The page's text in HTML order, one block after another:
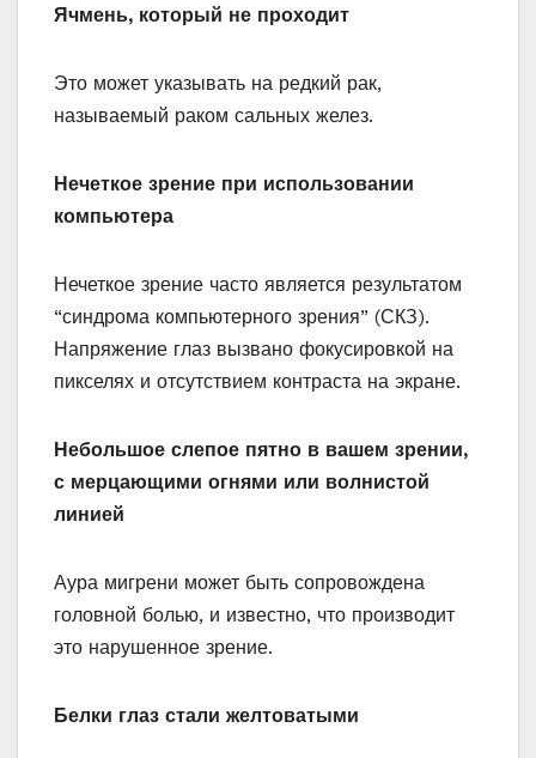
Ячмень, который не проходит
Это может указывать на редкий рак,
называемый раком сальных желез.
Нечеткое зрение при использовании
компьютера
Нечеткое зрение часто является результатом
“синдрома компьютерного зрения” (СКЗ).
Напряжение глаз вызвано фокусировкой на
пикселях и отсутствием контраста на экране.
Небольшое слепое пятно в вашем зрении,
с мерцающими огнями или волнистой
линией
Аура мигрени может быть сопровождена
головной болью, и известно, что производит
это нарушенное зрение.
Белки глаз стали желтоватыми